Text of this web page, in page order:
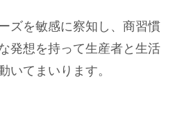
ズを敏感に察知し、商習慣
発想を持って生産者と生活
いてまいります。